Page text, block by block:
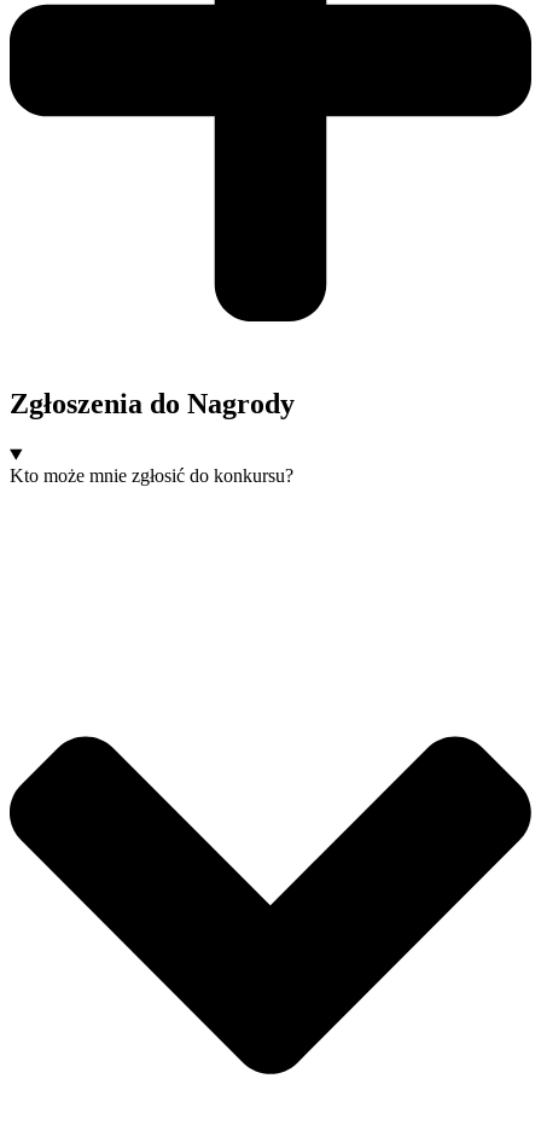
Zgłoszenia do Nagrody
Kto może mnie zgłosić do konkursu?